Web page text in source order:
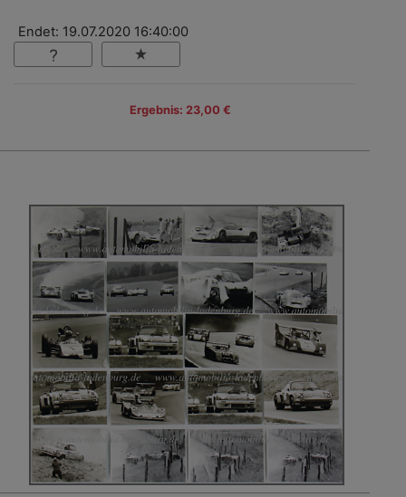
Endet: 19.07.2020 16:40:00
Ergebnis: 23,00 €